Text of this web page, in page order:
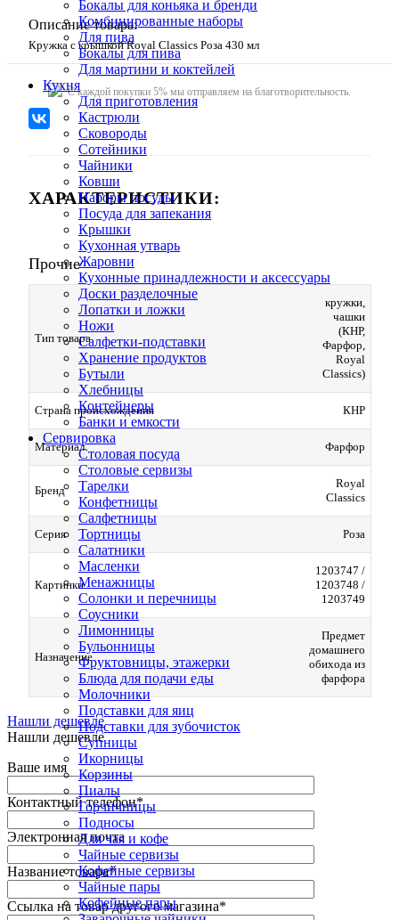
Бокалы для коньяка и бренди
Комбинированные наборы
Для пива
Бокалы для пива
Для мартини и коктейлей
Кухня
Для приготовления
Кастрюли
Сковороды
Сотейники
Чайники
Ковши
Наборы посуды
Посуда для запекания
Крышки
Кухонная утварь
Жаровни
Кухонные принадлежности и аксессуары
Доски разделочные
Лопатки и ложки
Ножи
Салфетки-подставки
Хранение продуктов
Бутыли
Хлебницы
Контейнеры
Банки и емкости
Сервировка
Столовая посуда
Столовые сервизы
Тарелки
Конфетницы
Салфетницы
Тортницы
Салатники
Масленки
Менажницы
Солонки и перечницы
Соусники
Лимонницы
Бульонницы
Фруктовницы, этажерки
Блюда для подачи еды
Молочники
Подставки для яиц
Подставки для зубочисток
Супницы
Икорницы
Корзины
Пиалы
Горчичницы
Подносы
Для чая и кофе
Чайные сервизы
Кофейные сервизы
Чайные пары
Кофейные пары
Описание товара:
Кружка с крышкой Royal Classics Роза 430 мл
C каждой покупки 5% мы отправляем на благотворительность.
ХАРАКТЕРИСТИКИ:
Прочие
Тип товара
кружки,
чашки
(КНР,
Фарфор,
Royal
Classics)
Страна происхождения КНР
Материал Фарфор
Бренд
Royal
Classics
Серия Роза
Картинки
1203747 /
1203748 /
1203749
Назначение
Предмет
домашнего
обихода из
фарфора
Нашли дешевле
Нашли дешевле
Ваше имя
Контактный телефон*
Электронная почта
Название товара*
Ссылка на товар другого магазина*